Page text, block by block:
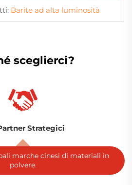
Barite ad alta luminosità
sceglierci?
Strategici
marche cinesi di materiali in
polvere.